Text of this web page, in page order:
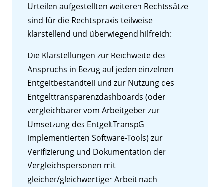
Urteilen aufgestellten weiteren Rechtssätze
sind für die Rechtspraxis teilweise
klarstellend und überwiegend hilfreich:
Die Klarstellungen zur Reichweite des
Anspruchs in Bezug auf jeden einzelnen
Entgeltbestandteil und zur Nutzung des
Entgelttransparenzdashboards (oder
vergleichbarer vom Arbeitgeber zur
Umsetzung des EntgeltTranspG
implementierten Software-Tools) zur
Verifizierung und Dokumentation der
Vergleichspersonen mit
gleicher/gleichwertiger Arbeit nach